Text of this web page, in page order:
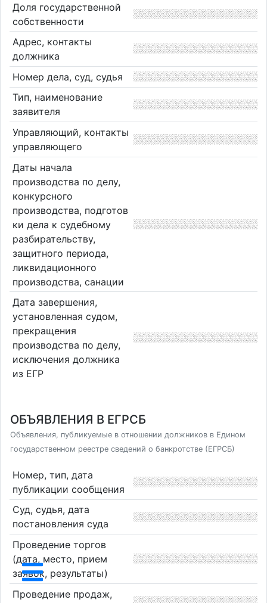
Доля государственной
собственности
Адрес, контакты
должника
Номер дела, суд, судья
Тип, наименование
заявителя
Управляющий, контакты
управляющего
Даты начала
производства по делу,
конкурсного
производства, подготов
ки дела к судебному
разбирательству,
защитного периода,
ликвидационного
производства, санации
Дата завершения,
установленная судом,
прекращения
производства по делу,
исключения должника
из ЕГР
ОБЪЯВЛЕНИЯ В ЕГРСБ
Объявления, публикуемые в отношении должников в Едином
государственном реестре сведений о банкротстве (ЕГРСБ)
Номер, тип, дата
публикации сообщения
Суд, судья, дата
постановления суда
Проведение торгов
(дата, место, прием
заявок, результаты)
Проведение продаж,